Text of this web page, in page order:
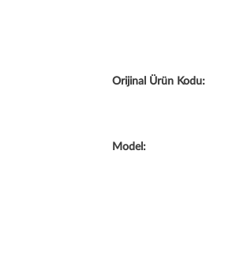
Orijinal Ürün Kodu:
Model: